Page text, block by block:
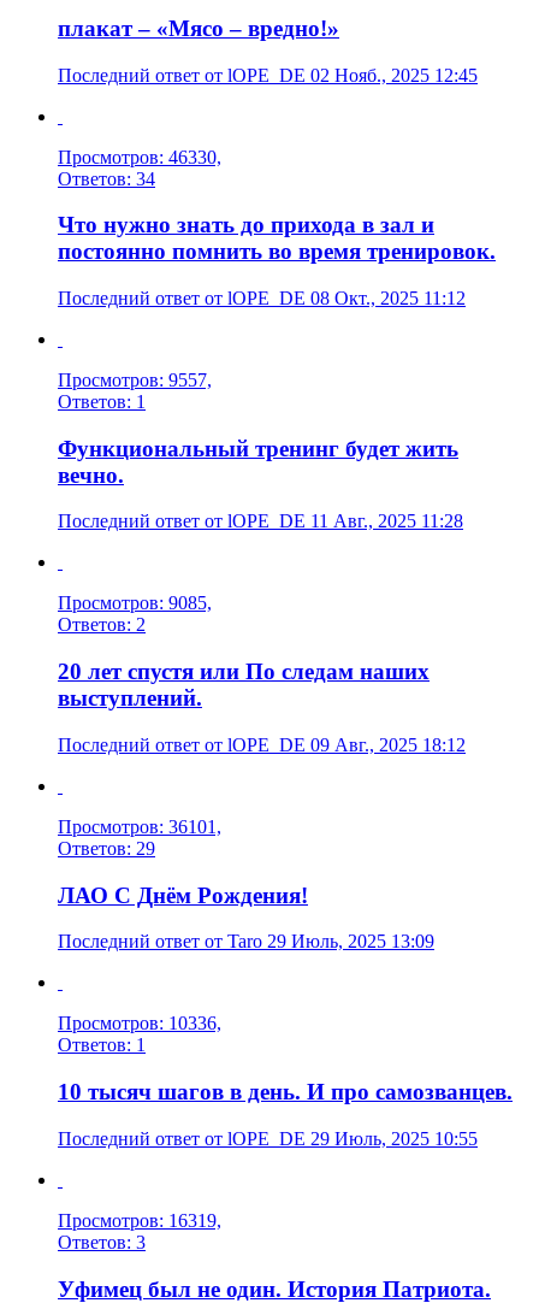
плакат – «Мясо – вредно!»
Последний ответ от lOPE_DE 02 Нояб., 2025 12:45
Просмотров: 46330,
Ответов: 34
Что нужно знать до прихода в зал и
постоянно помнить во время тренировок.
Последний ответ от lOPE_DE 08 Окт., 2025 11:12
Просмотров: 9557,
Ответов: 1
Функциональный тренинг будет жить
вечно.
Последний ответ от lOPE_DE 11 Авг., 2025 11:28
Просмотров: 9085,
Ответов: 2
20 лет спустя или По следам наших
выступлений.
Последний ответ от lOPE_DE 09 Авг., 2025 18:12
Просмотров: 36101,
Ответов: 29
ЛАО С Днём Рождения!
Последний ответ от Taro 29 Июль, 2025 13:09
Просмотров: 10336,
Ответов: 1
10 тысяч шагов в день. И про самозванцев.
Последний ответ от lOPE_DE 29 Июль, 2025 10:55
Просмотров: 16319,
Ответов: 3
Уфимец был не один. История Патриота.